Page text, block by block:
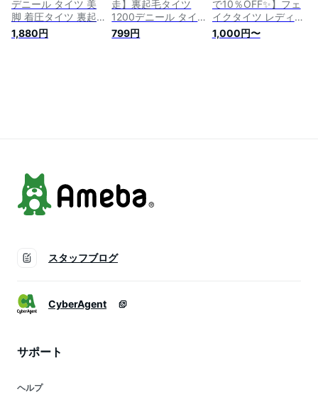
デニール タイツ 美
脚 着圧タイツ 裏起
毛 黒ストッキングに
しか見えない 透け感
1,880円
走】裏起毛タイツ
1200デニール タイ
ツ 美脚 着圧タイツ
裏起毛 黒ストッキン
799円
で10％OFF✨】フェ
イクタイツ レディー
ス 1200デニール 裏
起毛 タイツ 美脚 着
1,000円〜
スタッフブログ
CyberAgent
サポート
ヘルプ